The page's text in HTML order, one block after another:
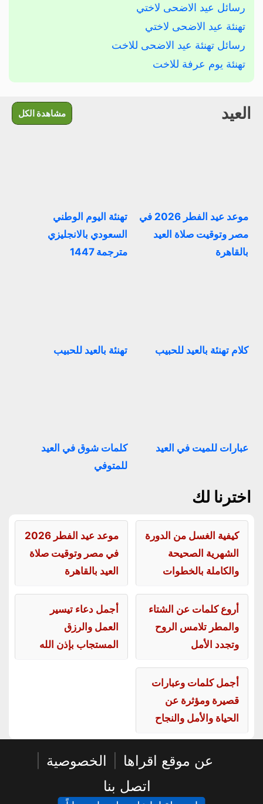
رسائل عيد الاضحى لاختي
تهنئة عيد الاضحى لاختي
رسائل تهنئة عيد الاضحى للاخت
تهنئة يوم عرفة للاخت
العيد مشاهدة الكل
موعد عيد الفطر 2026 في
مصر وتوقيت صلاة العيد
بالقاهرة
تهنئة اليوم الوطني
السعودي بالانجليزي
مترجمة 1447
كلام تهنئة بالعيد للحبيب تهنئة بالعيد للحبيب
عبارات للميت في العيد
كلمات شوق في العيد
للمتوفي
اخترنا لك
كيفية الغسل من الدورة
الشهرية الصحيحة
والكاملة بالخطوات
موعد عيد الفطر 2026
في مصر وتوقيت صلاة
العيد بالقاهرة
أروع كلمات عن الشتاء
والمطر تلامس الروح
وتجدد الأمل
أجمل دعاء تيسير
العمل والرزق
المستجاب بإذن الله
أجمل كلمات وعبارات
قصيرة ومؤثرة عن
الحياة والأمل والنجاح
عن موقع اقراها الخصوصية
اتصل بنا